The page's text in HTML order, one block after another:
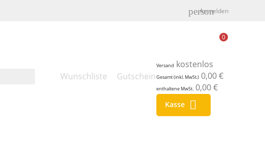
person
Anmelden
Wunschliste Gutschein
0
Versand kostenlos
Gesamt (inkl. MwSt.) 0,00 €
enthaltene MwSt. 0,00 €
Kasse 